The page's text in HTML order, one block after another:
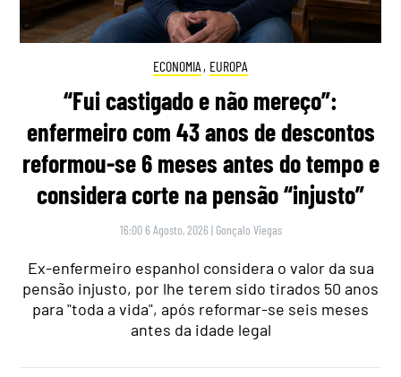
ECONOMIA , EUROPA
“Fui castigado e não mereço”:
enfermeiro com 43 anos de descontos
reformou-se 6 meses antes do tempo e
considera corte na pensão “injusto”
16:00 6 Agosto, 2026 | Gonçalo Viegas
Ex-enfermeiro espanhol considera o valor da sua
pensão injusto, por lhe terem sido tirados 50 anos
para "toda a vida", após reformar-se seis meses
antes da idade legal